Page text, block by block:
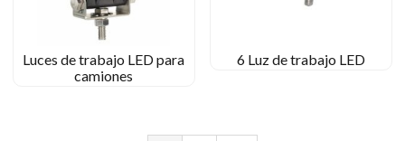
Luces de trabajo LED para
camiones
6 Luz de trabajo LED